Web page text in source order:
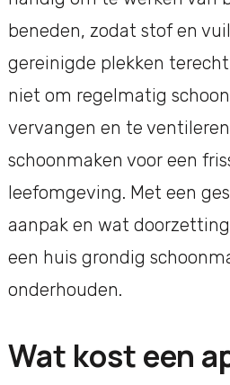
beneden, zodat stof en
gereinigde plekken
niet om regelmatig
vervangen en te
schoonmaken voor een
leefomgeving. Met een
aanpak en wat
een huis grondig
onderhouden.
Wat kost een